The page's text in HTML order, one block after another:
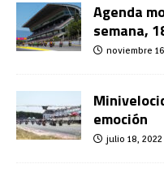
Agenda
semana,
noviembre
emoción
julio 18, 2022